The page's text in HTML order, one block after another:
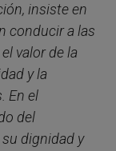
insiste en
conducir a las
valor de la
y la
En el
del
dignidad y